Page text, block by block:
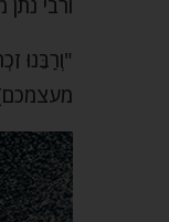
"וְרַבֵּנוּ